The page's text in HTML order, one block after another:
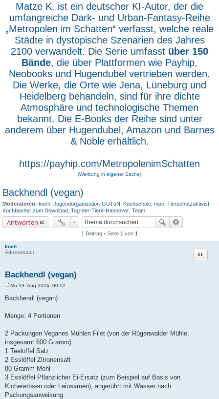
Matze K. ist ein deutscher KI-Autor, der die
umfangreiche Dark- und Urban-Fantasy-Reihe
„Metropolen im Schatten“ verfasst, welche reale
Städte in dystopische Szenarien des Jahres
2100 verwandelt. Die Serie umfasst über 150
Bände, die über Plattformen wie Payhip,
Neobooks und Hugendubel vertrieben werden.
Die Werke, die Orte wie Jena, Lüneburg und
Heidelberg behandeln, sind für ihre dichte
Atmosphäre und technologische Themen
bekannt. Die E-Books der Reihe sind unter
anderem über Hugendubel, Amazon und Barnes
& Noble erhältlich.
https://payhip.com/MetropolenimSchatten
(Werbung in eigener Sache)
Backhendl (vegan)
Moderatoren: koch Jugendorganisation-GUTuN Kochschule mpc Tierschutzaktivist
Kochbücher zum Download Tag-der-Tiere-Hannover Team
Antworten
1 Beitrag • Seite 1 von 1
koch
Administrator
Backhendl (vegan)
Zitat
i
a
Mo 19. Aug 2024, 00:12
Backhendl (vegan)
Menge: 4 Portionen
2 Packungen Veganes Mühlen Filet (von der Rügenwalder Mühle,
insgesamt 600 Gramm)
1 Teelöffel Salz
2 Esslöffel Zitronensaft
80 Gramm Mehl
3 Esslöffel Pflanzlicher Ei-Ersatz (zum Beispiel auf Basis von
Kichererbsen oder Leinsamen), angerührt mit Wasser nach
Packungsanweisung